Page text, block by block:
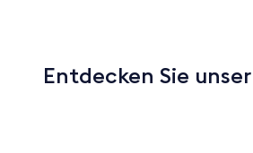
Entdecken Sie